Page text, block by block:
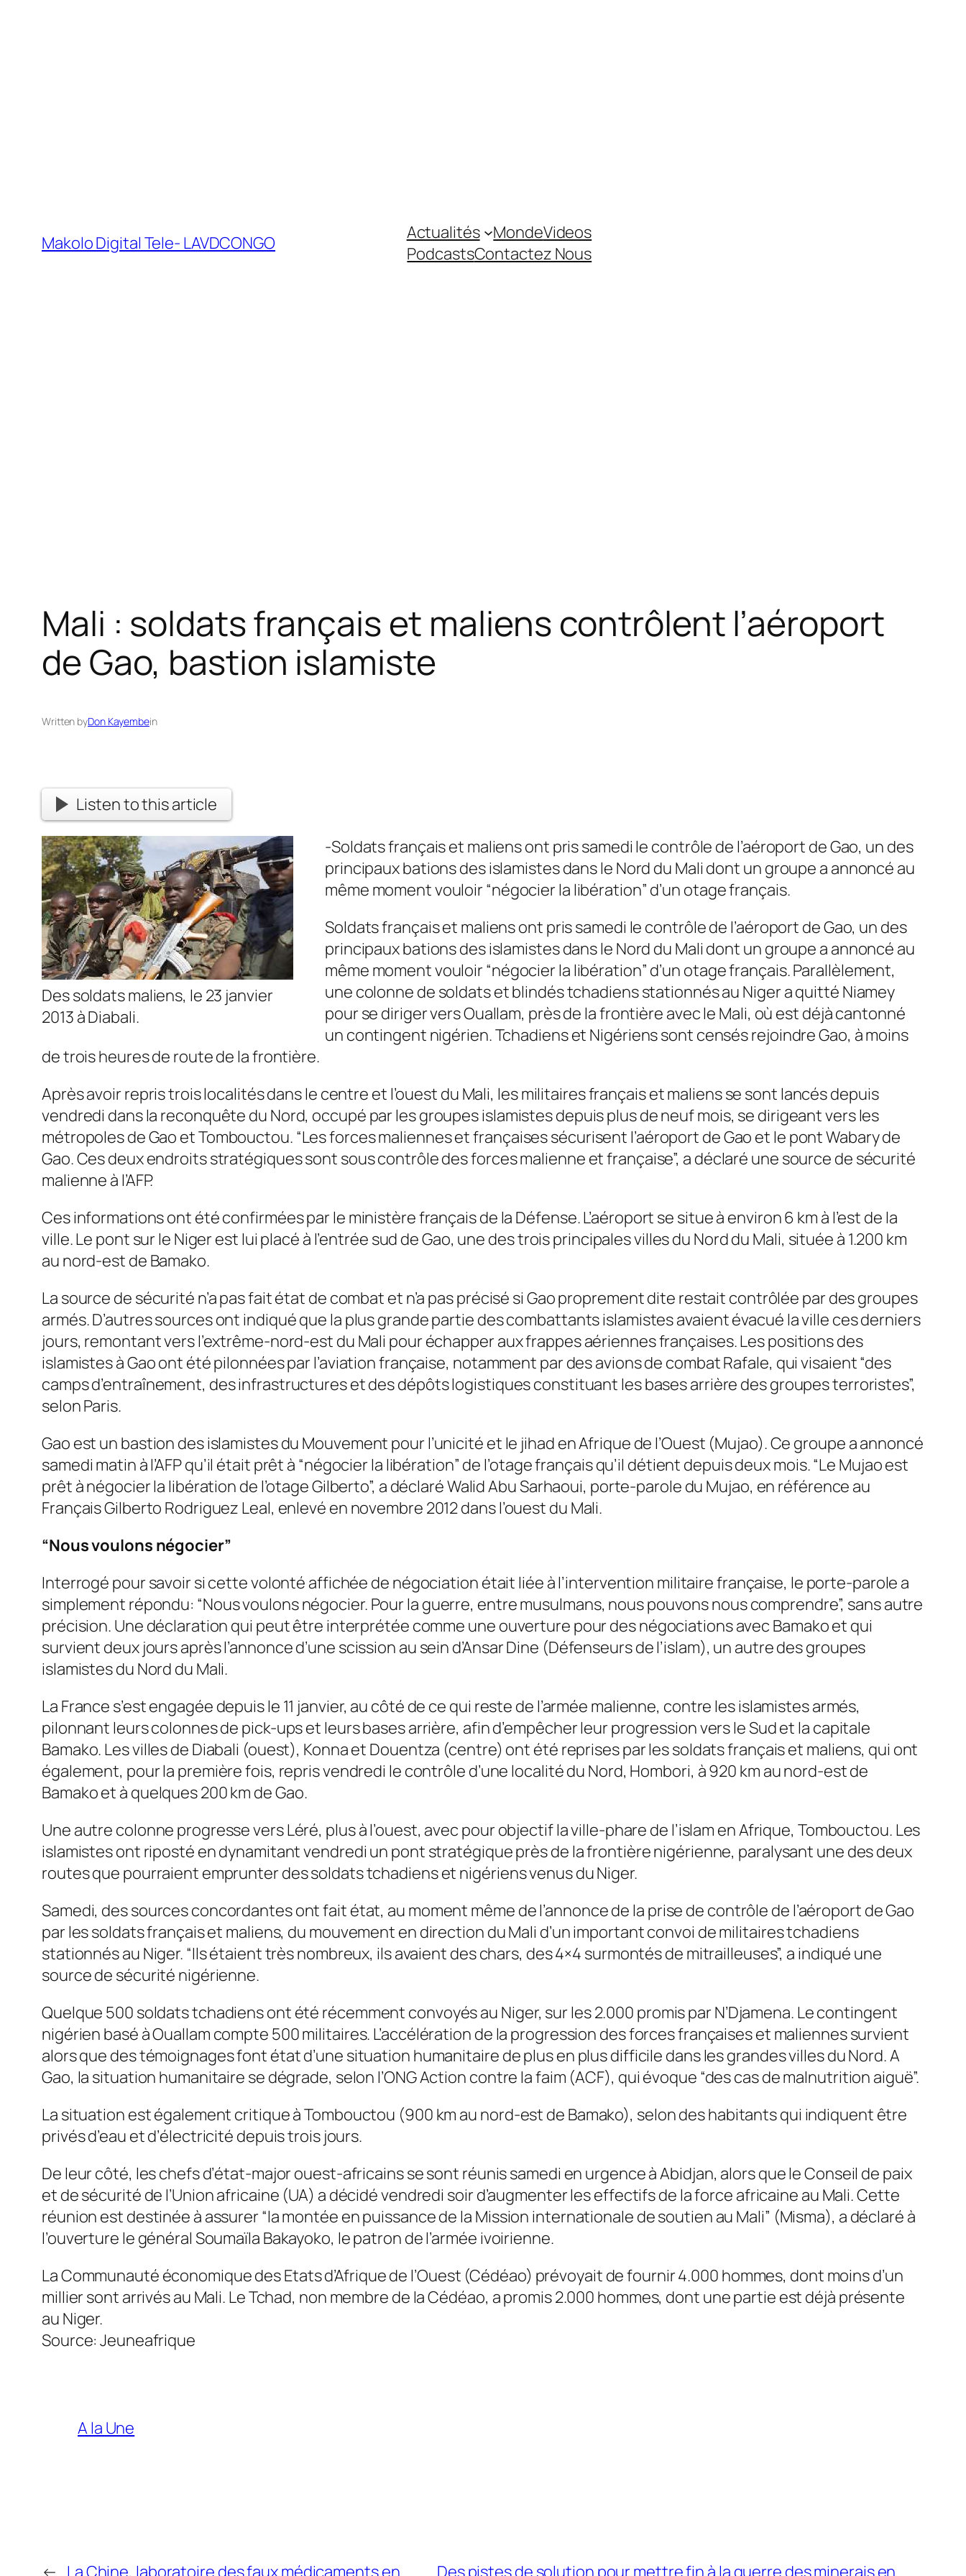
Makolo Digital Tele- LAVDCONGO Actualités MondeVideos
PodcastsContactez Nous
Mali : soldats français et maliens contrôlent l’aéroport
de Gao, bastion islamiste
Written byDon Kayembein
Listen to this article
Des soldats maliens, le 23 janvier
2013 à Diabali.
-Soldats français et maliens ont pris samedi le contrôle de l’aéroport de Gao, un des
principaux bations des islamistes dans le Nord du Mali dont un groupe a annoncé au
même moment vouloir “négocier la libération” d’un otage français.
Soldats français et maliens ont pris samedi le contrôle de l’aéroport de Gao, un des
principaux bations des islamistes dans le Nord du Mali dont un groupe a annoncé au
même moment vouloir “négocier la libération” d’un otage français. Parallèlement,
une colonne de soldats et blindés tchadiens stationnés au Niger a quitté Niamey
pour se diriger vers Ouallam, près de la frontière avec le Mali, où est déjà cantonné
un contingent nigérien. Tchadiens et Nigériens sont censés rejoindre Gao, à moins
de trois heures de route de la frontière.
Après avoir repris trois localités dans le centre et l’ouest du Mali, les militaires français et maliens se sont lancés depuis
vendredi dans la reconquête du Nord, occupé par les groupes islamistes depuis plus de neuf mois, se dirigeant vers les
métropoles de Gao et Tombouctou. “Les forces maliennes et françaises sécurisent l’aéroport de Gao et le pont Wabary de
Gao. Ces deux endroits stratégiques sont sous contrôle des forces malienne et française”, a déclaré une source de sécurité
malienne à l’AFP.
Ces informations ont été confirmées par le ministère français de la Défense. L’aéroport se situe à environ 6 km à l’est de la
ville. Le pont sur le Niger est lui placé à l’entrée sud de Gao, une des trois principales villes du Nord du Mali, située à 1.200 km
au nord-est de Bamako.
La source de sécurité n’a pas fait état de combat et n’a pas précisé si Gao proprement dite restait contrôlée par des groupes
armés. D’autres sources ont indiqué que la plus grande partie des combattants islamistes avaient évacué la ville ces derniers
jours, remontant vers l’extrême-nord-est du Mali pour échapper aux frappes aériennes françaises. Les positions des
islamistes à Gao ont été pilonnées par l’aviation française, notamment par des avions de combat Rafale, qui visaient “des
camps d’entraînement, des infrastructures et des dépôts logistiques constituant les bases arrière des groupes terroristes”,
selon Paris.
Gao est un bastion des islamistes du Mouvement pour l’unicité et le jihad en Afrique de l’Ouest (Mujao). Ce groupe a annoncé
samedi matin à l’AFP qu’il était prêt à “négocier la libération” de l’otage français qu’il détient depuis deux mois. “Le Mujao est
prêt à négocier la libération de l’otage Gilberto”, a déclaré Walid Abu Sarhaoui, porte-parole du Mujao, en référence au
Français Gilberto Rodriguez Leal, enlevé en novembre 2012 dans l’ouest du Mali.
“Nous voulons négocier”
Interrogé pour savoir si cette volonté affichée de négociation était liée à l’intervention militaire française, le porte-parole a
simplement répondu: “Nous voulons négocier. Pour la guerre, entre musulmans, nous pouvons nous comprendre”, sans autre
précision. Une déclaration qui peut être interprétée comme une ouverture pour des négociations avec Bamako et qui
survient deux jours après l’annonce d’une scission au sein d’Ansar Dine (Défenseurs de l’islam), un autre des groupes
islamistes du Nord du Mali.
La France s’est engagée depuis le 11 janvier, au côté de ce qui reste de l’armée malienne, contre les islamistes armés,
pilonnant leurs colonnes de pick-ups et leurs bases arrière, afin d’empêcher leur progression vers le Sud et la capitale
Bamako. Les villes de Diabali (ouest), Konna et Douentza (centre) ont été reprises par les soldats français et maliens, qui ont
également, pour la première fois, repris vendredi le contrôle d’une localité du Nord, Hombori, à 920 km au nord-est de
Bamako et à quelques 200 km de Gao.
Une autre colonne progresse vers Léré, plus à l’ouest, avec pour objectif la ville-phare de l’islam en Afrique, Tombouctou. Les
islamistes ont riposté en dynamitant vendredi un pont stratégique près de la frontière nigérienne, paralysant une des deux
routes que pourraient emprunter des soldats tchadiens et nigériens venus du Niger.
Samedi, des sources concordantes ont fait état, au moment même de l’annonce de la prise de contrôle de l’aéroport de Gao
par les soldats français et maliens, du mouvement en direction du Mali d’un important convoi de militaires tchadiens
stationnés au Niger. “Ils étaient très nombreux, ils avaient des chars, des 4×4 surmontés de mitrailleuses”, a indiqué une
source de sécurité nigérienne.
Quelque 500 soldats tchadiens ont été récemment convoyés au Niger, sur les 2.000 promis par N’Djamena. Le contingent
nigérien basé à Ouallam compte 500 militaires. L’accélération de la progression des forces françaises et maliennes survient
alors que des témoignages font état d’une situation humanitaire de plus en plus difficile dans les grandes villes du Nord. A
Gao, la situation humanitaire se dégrade, selon l’ONG Action contre la faim (ACF), qui évoque “des cas de malnutrition aiguë”.
La situation est également critique à Tombouctou (900 km au nord-est de Bamako), selon des habitants qui indiquent être
privés d’eau et d’électricité depuis trois jours.
De leur côté, les chefs d’état-major ouest-africains se sont réunis samedi en urgence à Abidjan, alors que le Conseil de paix
et de sécurité de l’Union africaine (UA) a décidé vendredi soir d’augmenter les effectifs de la force africaine au Mali. Cette
réunion est destinée à assurer “la montée en puissance de la Mission internationale de soutien au Mali” (Misma), a déclaré à
l’ouverture le général Soumaïla Bakayoko, le patron de l’armée ivoirienne.
La Communauté économique des Etats d’Afrique de l’Ouest (Cédéao) prévoyait de fournir 4.000 hommes, dont moins d’un
millier sont arrivés au Mali. Le Tchad, non membre de la Cédéao, a promis 2.000 hommes, dont une partie est déjà présente
au Niger.
Source: Jeuneafrique
A la Une
← La Chine, laboratoire des faux médicaments en Des pistes de solution pour mettre fin à la guerre des minerais en